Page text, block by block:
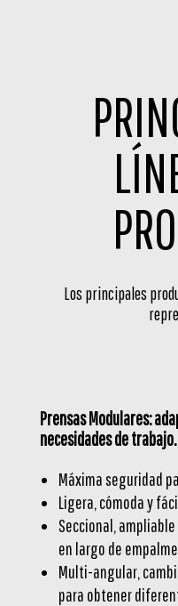
Los principales
Prensas Modulares:
necesidades de trabajo.
Máxima seguridad
Ligera, cómoda y
Seccional,
en largo de empalme.
Multi-angular,
para obtener